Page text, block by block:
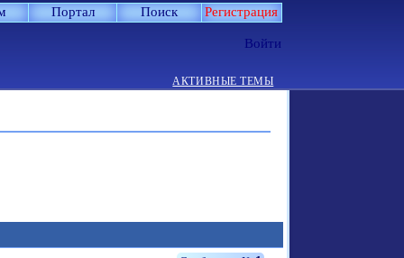
Портал Поиск Регистрация
Войти
АКТИВНЫЕ ТЕМЫ